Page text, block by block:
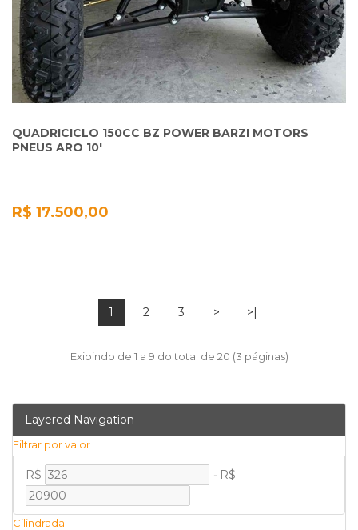
Layered Navigation
Filtrar por valor
R$ - R$
Cilindrada
QUADRICICLO 150CC BZ POWER BARZI MOTORS
PNEUS ARO 10'
R$ 17.500,00
1 2 3 > >|
Exibindo de 1 a 9 do total de 20 (3 páginas)